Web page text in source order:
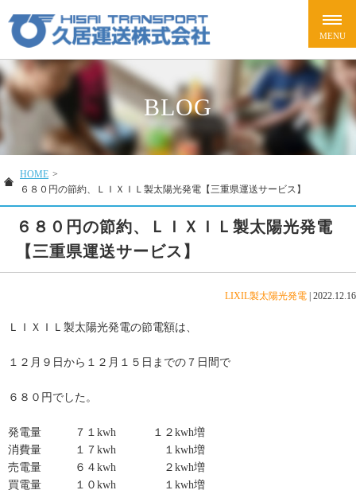
BLOG
HOME >
６８０円の節約、ＬＩＸＩＬ製太陽光発電【三重県運送サービス】
６８０円の節約、ＬＩＸＩＬ製太陽光発電
【三重県運送サービス】
LIXIL製太陽光発電 2022.12.16
ＬＩＸＩＬ製太陽光発電の節電額は、
１２月９日から１２月１５日までの７日間で
６８０円でした。
発電量 ７１kwh １２kwh増
消費量 １７kwh １kwh増
売電量 ６４kwh ２kwh増
買電量 １０kwh １kwh増